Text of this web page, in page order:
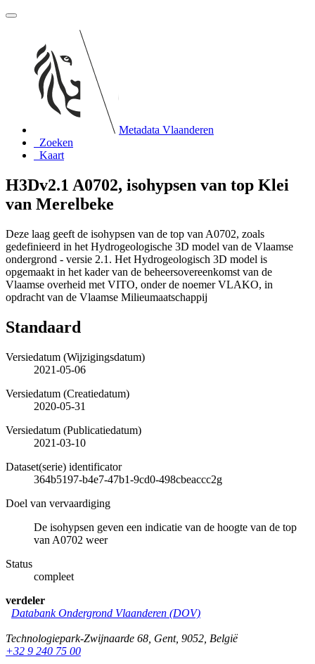
Metadata Vlaanderen
Zoeken
Kaart
H3Dv2.1 A0702, isohypsen van top Klei
van Merelbeke
Deze laag geeft de isohypsen van de top van A0702, zoals
gedefinieerd in het Hydrogeologische 3D model van de Vlaamse
ondergrond - versie 2.1. Het Hydrogeologisch 3D model is
opgemaakt in het kader van de beheersovereenkomst van de
Vlaamse overheid met VITO, onder de noemer VLAKO, in
opdracht van de Vlaamse Milieumaatschappij
Standaard
Versiedatum (Wijzigingsdatum)
2021-05-06
Versiedatum (Creatiedatum)
2020-05-31
Versiedatum (Publicatiedatum)
2021-03-10
Dataset(serie) identificator
364b5197-b4e7-47b1-9cd0-498cbeaccc2g
Doel van vervaardiging
De isohypsen geven een indicatie van de hoogte van de top
van A0702 weer
Status
compleet
verdeler
Databank Ondergrond Vlaanderen (DOV)
Technologiepark-Zwijnaarde 68 Gent, 9052 België
+32 9 240 75 00